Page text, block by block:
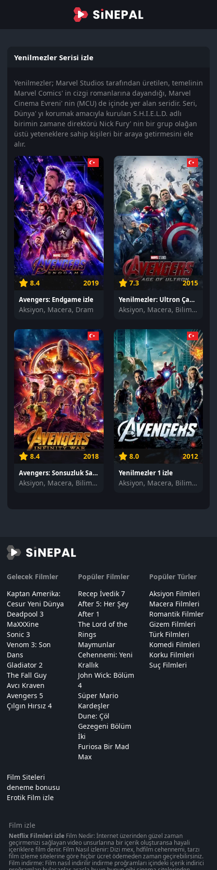
Yenilmezler Serisi izle
Yenilmezler; Marvel Studios tarafından üretilen, temelinin
Marvel Comics' in cizgi romanlarına dayandığı, Marvel
Cinema Evreni' nin (MCU) de içinde yer alan seridir. Seri,
Dünya' yı korumak amacıyla kurulan S.H.I.E.L.D. adlı
birimin zamane direktörü Nick Fury' nin bir grup olağan
üstü yeteneklere sahip kişileri bir araya getirmesini ele
alır.
8.4 2019
Avengers: Endgame izle
Aksiyon, Macera, Dram
7.3 2015
Yenilmezler: Ultron Çağı izle
Aksiyon, Macera, Bilim Kurgu
8.4 2018
Avengers: Sonsuzluk Savaşı izle
Aksiyon, Macera, Bilim Kurgu
8.0 2012
Yenilmezler 1 izle
Aksiyon, Macera, Bilim Kurgu
Gelecek Filmler
Kaptan Amerika:
Cesur Yeni Dünya
Deadpool 3
MaXXXine
Sonic 3
Venom 3: Son
Dans
Gladiator 2
The Fall Guy
Avcı Kraven
Avengers 5
Çılgın Hırsız 4
Popüler Filmler
Recep İvedik 7
After 5: Her Şey
After 1
The Lord of the
Rings
Maymunlar
Cehennemi: Yeni
Krallık
John Wick: Bölüm
4
Süper Mario
Kardeşler
Dune: Çöl
Gezegeni Bölüm
İki
Furiosa Bir Mad
Max
Popüler Türler
Aksiyon Filmleri
Macera Filmleri
Romantik Filmler
Gizem Filmleri
Türk Filmleri
Komedi Filmleri
Korku Filmleri
Suç Filmleri
Film Siteleri
deneme bonusu
Erotik Film izle
Film izle
Netflix Filmleri izleFilm Nedir: İnternet üzerinden güzel zaman
geçirmenizi sağlayan video unsurlarına bir içerik oluşturansa hayali
içeriklere film denir. Film Nasıl izlenir: Dizi mex, hdfilm cehennemi, tarzı
film izleme sitelerine göre hiçbir ücret ödemeden zaman geçirebilirsiniz.
Film indirme: Film nasıl indirilir indirme proğramları içindeki içerik indirici